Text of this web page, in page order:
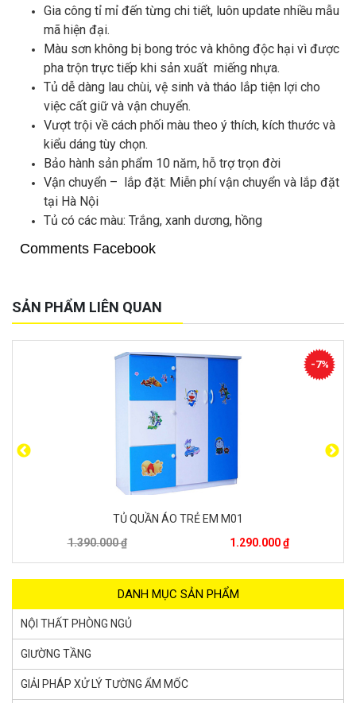
Gia công tỉ mỉ đến từng chi tiết, luôn update nhiều mẫu
mã hiện đại.
Màu sơn không bị bong tróc và không độc hại vì được
pha trộn trực tiếp khi sản xuất miếng nhựa.
Tủ dễ dàng lau chùi, vệ sinh và tháo lắp tiện lợi cho
việc cất giữ và vận chuyển.
Vượt trội về cách phối màu theo ý thích, kích thước và
kiểu dáng tùy chọn.
Bảo hành sản phẩm 10 năm, hỗ trợ trọn đời
Vận chuyển – lắp đặt: Miễn phí vận chuyển và lắp đặt
tại Hà Nội
Tủ có các màu: Trắng, xanh dương, hồng
Comments Facebook
SẢN PHẨM LIÊN QUAN
TỦ QUẦN ÁO TRẺ EM M01
-7%
DANH MỤC SẢN PHẨM
NỘI THẤT PHÒNG NGỦ
GIƯỜNG TẦNG
GIẢI PHÁP XỬ LÝ TƯỜNG ẨM MỐC